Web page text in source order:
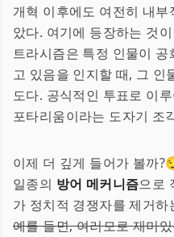
개혁 이후에도 여전히 내
았다. 여기에 등장하는 것
트라시즘은 특정 인물이
고 있음을 인지할 때, 그 인
도다. 공식적인 투표로 이
포타리움이라는 도자기 조
이제 더 깊게 들어가 볼까
일종의 방어 메커니즘으로
가 정치적 경쟁자를 제거
예를 들면, 여러모로 재미